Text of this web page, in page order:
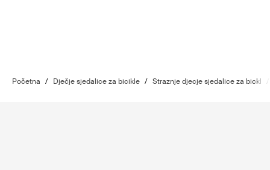
Početna / Dječje sjedalice za bicikle / Straznje djecje sjedalice za bickl /